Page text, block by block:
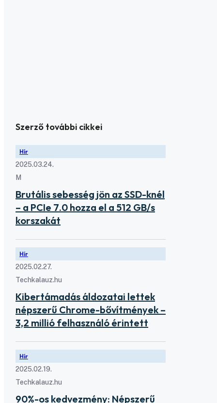
Szerző további cikkei
Hír
2025.03.24.
M
Brutális sebesség jön az SSD-knél
– a PCIe 7.0 hozza el a 512 GB/s
korszakát
Hír
2025.02.27.
Techkalauz.hu
Kibertámadás áldozatai lettek
népszerű Chrome-bővítmények –
3,2 millió felhasználó érintett
Hír
2025.02.19.
Techkalauz.hu
90%-os kedvezmény: Népszerű